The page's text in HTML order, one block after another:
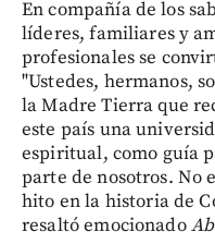
En compañía de los
líderes, familiares y
profesionales se
"Ustedes, hermanos,
la Madre Tierra que
este país una
espiritual, como guía
parte de nosotros. No
hito en la historia de
resaltó emocionado